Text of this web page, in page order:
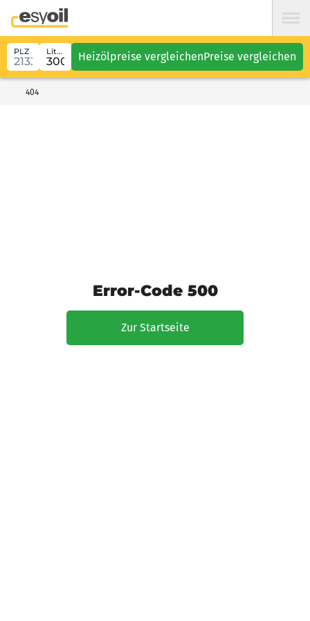
PLZ Liter Heizölpreise vergleichenPreise vergleichen
404
Error-Code 500
Zur Startseite